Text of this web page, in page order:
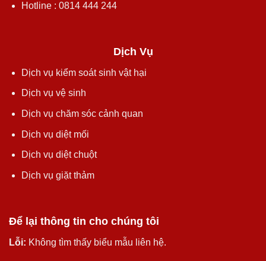
Hotline : 0814 444 244
Dịch Vụ
Dịch vụ kiểm soát sinh vật hại
Dịch vụ vệ sinh
Dịch vụ chăm sóc cảnh quan
Dịch vụ diệt mối
Dịch vụ diệt chuột
Dịch vụ giặt thảm
Để lại thông tin cho chúng tôi
Lỗi: Không tìm thấy biểu mẫu liên hệ.